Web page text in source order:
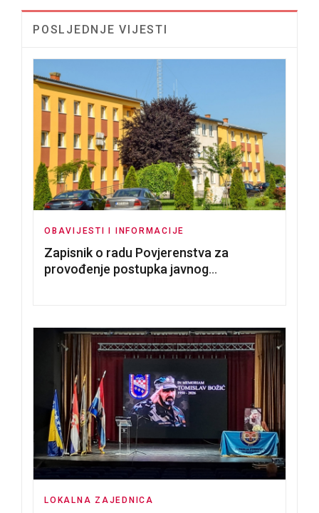
POSLJEDNJE VIJESTI
OBAVIJESTI I INFORMACIJE
Zapisnik o radu Povjerenstva za
provođenje postupka javnog
LOKALNA ZAJEDNICA